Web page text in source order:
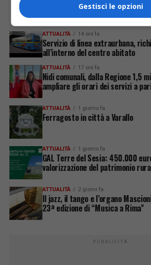
ULTIME
ATTUALITÀ 14 ore fa
Servizio di linea extraurbana,
all’interno del centro abitato
ATTUALITÀ 17 ore fa
Nidi comunali, dalla Regione 1,5
ampliare gli orari dei servizi a
ATTUALITÀ 1 giorno fa
Ferragosto in città a Varallo
ATTUALITÀ 1 giorno fa
GAL Terre del Sesia: 450.000
valorizzazione del patrimonio
ATTUALITÀ 2 giorni fa
Il jazz, il tango e l’organo
23ª edizione di “Musica a Rima”
PUBBLICITÀ
Gestisci le opzioni